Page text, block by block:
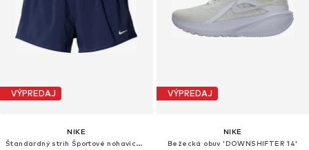
VÝPREDAJ
NIKE
Štandardný strih Športové nohavice 'ONE'
VÝPREDAJ
NIKE
Bežecká obuv 'DOWNSHIFTER 14'